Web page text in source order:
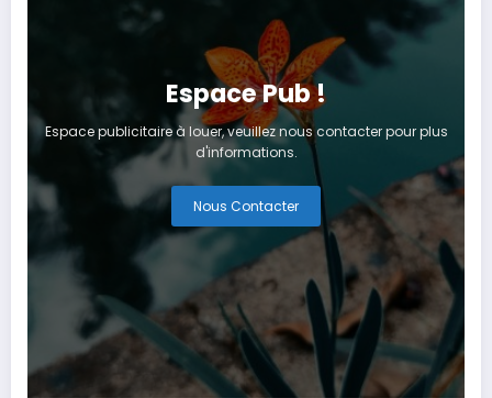
Espace Pub !
Espace publicitaire à louer, veuillez nous contacter pour plus
d'informations.
Nous Contacter